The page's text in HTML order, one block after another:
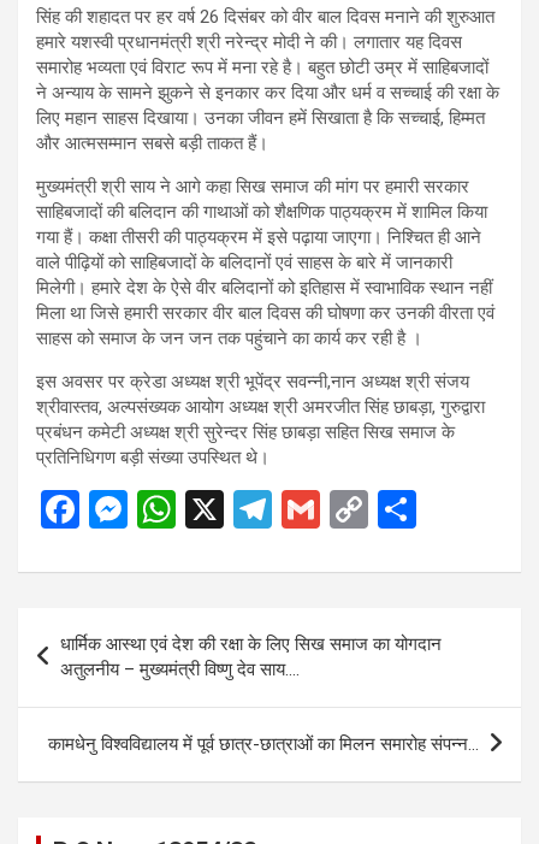
सिंह की शहादत पर हर वर्ष 26 दिसंबर को वीर बाल दिवस मनाने की शुरुआत
हमारे यशस्वी प्रधानमंत्री श्री नरेन्द्र मोदी ने की। लगातार यह दिवस
समारोह भव्यता एवं विराट रूप में मना रहे है। बहुत छोटी उम्र में साहिबजादों
ने अन्याय के सामने झुकने से इनकार कर दिया और धर्म व सच्चाई की रक्षा के
लिए महान साहस दिखाया। उनका जीवन हमें सिखाता है कि सच्चाई, हिम्मत
और आत्मसम्मान सबसे बड़ी ताकत हैं।
मुख्यमंत्री श्री साय ने आगे कहा सिख समाज की मांग पर हमारी सरकार
साहिबजादों की बलिदान की गाथाओं को शैक्षणिक पाठ्यक्रम में शामिल किया
गया हैं। कक्षा तीसरी की पाठ्यक्रम में इसे पढ़ाया जाएगा। निश्चित ही आने
वाले पीढ़ियों को साहिबजादों के बलिदानों एवं साहस के बारे में जानकारी
मिलेगी। हमारे देश के ऐसे वीर बलिदानों को इतिहास में स्वाभाविक स्थान नहीं
मिला था जिसे हमारी सरकार वीर बाल दिवस की घोषणा कर उनकी वीरता एवं
साहस को समाज के जन जन तक पहुंचाने का कार्य कर रही है ।
इस अवसर पर क्रेडा अध्यक्ष श्री भूपेंद्र सवन्नी,नान अध्यक्ष श्री संजय
श्रीवास्तव, अल्पसंख्यक आयोग अध्यक्ष श्री अमरजीत सिंह छाबड़ा, गुरुद्वारा
प्रबंधन कमेटी अध्यक्ष श्री सुरेन्दर सिंह छाबड़ा सहित सिख समाज के
प्रतिनिधिगण बड़ी संख्या उपस्थित थे।
F
ce
b
o
o
k
M
se
g
er
W
at
s
A
p
p
X
T
e
gr
a
m
G
ail
C
py
n
k
ar
navigation
धार्मिक आस्था एवं देश की रक्षा के लिए सिख समाज का योगदान
अतुलनीय – मुख्यमंत्री विष्णु देव साय….
कामधेनु विश्वविद्यालय में पूर्व छात्र-छात्राओं का मिलन समारोह संपन्न…